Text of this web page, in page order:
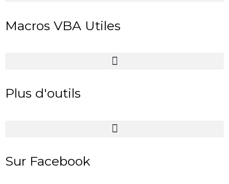
Macros VBA Utiles
Plus d'outils
Sur Facebook